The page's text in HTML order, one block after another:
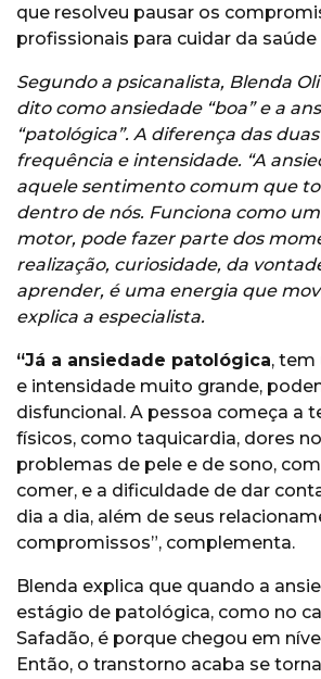
que resolveu pausar os
profissionais para cuidar da
Segundo a psicanalista, Blenda
dito como ansiedade “boa” e a
“patológica”. A diferença das
frequência e intensidade. “A
aquele sentimento comum que
dentro de nós. Funciona como
motor, pode fazer parte dos
realização, curiosidade, da
aprender, é uma energia que
explica a especialista.
“Já a ansiedade patológica, tem
e intensidade muito grande,
disfuncional. A pessoa começa a
físicos, como taquicardia, dores
problemas de pele e de sono,
comer, e a dificuldade de dar
dia a dia, além de seus
compromissos”, complementa.
Blenda explica que quando a
estágio de patológica, como no
Safadão, é porque chegou em
Então, o transtorno acaba se